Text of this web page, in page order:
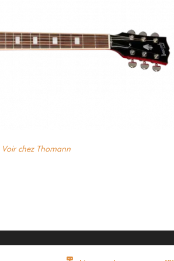
Voir chez Thomann